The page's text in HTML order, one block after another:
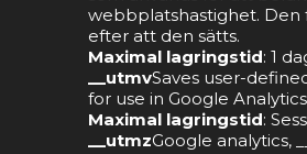
webbplatshastighet.
efter att den sätts.
Maximal lagringstid: 1
__utmvSaves user-
for use in Google
Maximal lagringstid:
__utmzGoogle analytics,